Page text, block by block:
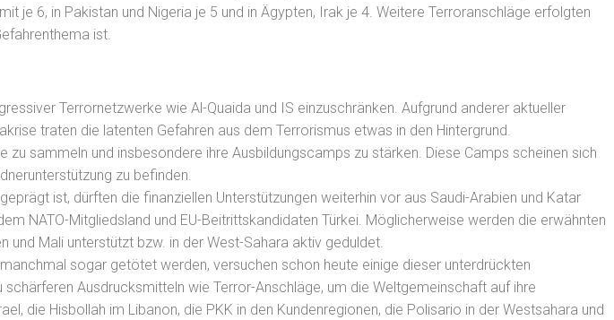
je 6, in Pakistan und Nigeria je 5 und in Ägypten, Irak je 4. Weitere Terroranschläge erfolgten
ist.
Terrornetzwerke wie Al-Quaida und IS einzuschränken. Aufgrund anderer aktueller
traten die latenten Gefahren aus dem Terrorismus etwas in den Hintergrund.
sammeln und insbesondere ihre Ausbildungscamps zu stärken. Diese Camps scheinen sich
zu befinden.
ist, dürften die finanziellen Unterstützungen weiterhin vor aus Saudi-Arabien und Katar
NATO-Mitgliedsland und EU-Beitrittskandidaten Türkei. Möglicherweise werden die erwähnten
und Mali unterstützt bzw. in der West-Sahara aktiv geduldet.
sogar getötet werden, versuchen schon heute einige dieser unterdrückten
Ausdrucksmitteln wie Terror-Anschläge, um die Weltgemeinschaft auf ihre
die Hisbollah im Libanon, die PKK in den Kundenregionen, die Polisario in der Westsahara und